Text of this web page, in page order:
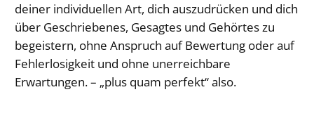
deiner individuellen Art, dich auszudrücken und dich
über Geschriebenes, Gesagtes und Gehörtes zu
begeistern, ohne Anspruch auf Bewertung oder auf
Fehlerlosigkeit und ohne unerreichbare
Erwartungen. – „plus quam perfekt“ also.